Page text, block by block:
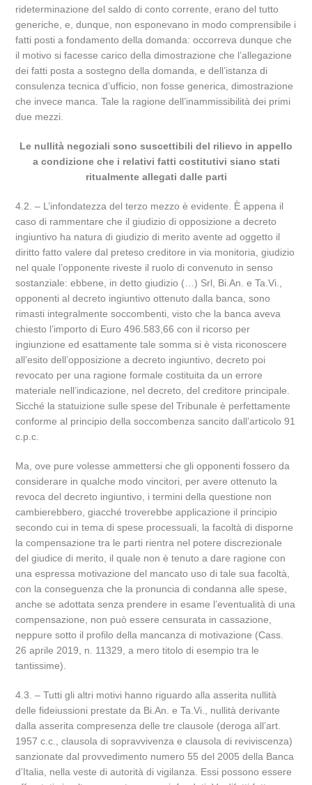
rideterminazione del saldo di conto corrente, erano del tutto
generiche, e, dunque, non esponevano in modo comprensibile i
fatti posti a fondamento della domanda: occorreva dunque che
il motivo si facesse carico della dimostrazione che l’allegazione
dei fatti posta a sostegno della domanda, e dell’istanza di
consulenza tecnica d’ufficio, non fosse generica, dimostrazione
che invece manca. Tale la ragione dell’inammissibilità dei primi
due mezzi.
Le nullità negoziali sono suscettibili del rilievo in appello
a condizione che i relativi fatti costitutivi siano stati
ritualmente allegati dalle parti
4.2. – L’infondatezza del terzo mezzo è evidente. È appena il
caso di rammentare che il giudizio di opposizione a decreto
ingiuntivo ha natura di giudizio di merito avente ad oggetto il
diritto fatto valere dal preteso creditore in via monitoria, giudizio
nel quale l’opponente riveste il ruolo di convenuto in senso
sostanziale: ebbene, in detto giudizio (…) Srl, Bi.An. e Ta.Vi.,
opponenti al decreto ingiuntivo ottenuto dalla banca, sono
rimasti integralmente soccombenti, visto che la banca aveva
chiesto l’importo di Euro 496.583,66 con il ricorso per
ingiunzione ed esattamente tale somma si è vista riconoscere
all’esito dell’opposizione a decreto ingiuntivo, decreto poi
revocato per una ragione formale costituita da un errore
materiale nell’indicazione, nel decreto, del creditore principale.
Sicché la statuizione sulle spese del Tribunale è perfettamente
conforme al principio della soccombenza sancito dall’articolo 91
c.p.c.
Ma, ove pure volesse ammettersi che gli opponenti fossero da
considerare in qualche modo vincitori, per avere ottenuto la
revoca del decreto ingiuntivo, i termini della questione non
cambierebbero, giacché troverebbe applicazione il principio
secondo cui in tema di spese processuali, la facoltà di disporne
la compensazione tra le parti rientra nel potere discrezionale
del giudice di merito, il quale non è tenuto a dare ragione con
una espressa motivazione del mancato uso di tale sua facoltà,
con la conseguenza che la pronuncia di condanna alle spese,
anche se adottata senza prendere in esame l’eventualità di una
compensazione, non può essere censurata in cassazione,
neppure sotto il profilo della mancanza di motivazione (Cass.
26 aprile 2019, n. 11329, a mero titolo di esempio tra le
tantissime).
4.3. – Tutti gli altri motivi hanno riguardo alla asserita nullità
delle fideiussioni prestate da Bi.An. e Ta.Vi., nullità derivante
dalla asserita compresenza delle tre clausole (deroga all’art.
1957 c.c., clausola di sopravvivenza e clausola di reviviscenza)
sanzionate dal provvedimento numero 55 del 2005 della Banca
d’Italia, nella veste di autorità di vigilanza. Essi possono essere